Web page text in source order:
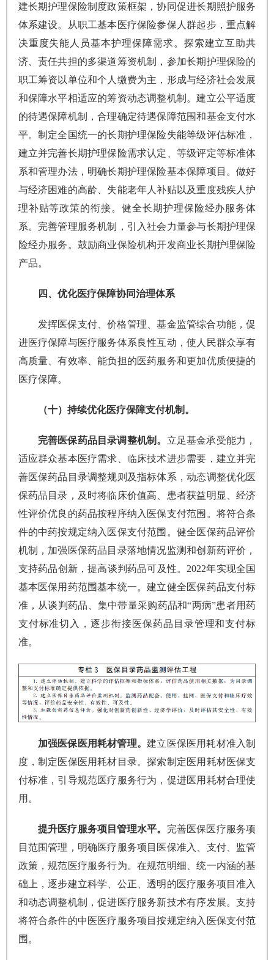
建长期护理保险制度政策框架，协同促进长期照护服务
体系建设。从职工基本医疗保险参保人群起步，重点解
决重度失能人员基本护理保障需求。探索建立互助共
济、责任共担的多渠道筹资机制，参加长期护理保险的
职工筹资以单位和个人缴费为主，形成与经济社会发展
和保障水平相适应的筹资动态调整机制。建立公平适度
的待遇保障机制，合理确定待遇保障范围和基金支付水
平。制定全国统一的长期护理保险失能等级评估标准，
建立并完善长期护理保险需求认定、等级评定等标准体
系和管理办法，明确长期护理保险基本保障项目。做好
与经济困难的高龄、失能老年人补贴以及重度残疾人护
理补贴等政策的衔接。健全长期护理保险经办服务体
系。完善管理服务机制，引入社会力量参与长期护理保
险经办服务。鼓励商业保险机构开发商业长期护理保险
产品。
四、优化医疗保障协同治理体系
发挥医保支付、价格管理、基金监管综合功能，促
进医疗保障与医疗服务体系良性互动，使人民群众享有
高质量、有效率、能负担的医药服务和更加优质便捷的
医疗保障。
（十）持续优化医疗保障支付机制。
完善医保药品目录调整机制。 立足基金承受能力，
适应群众基本医疗需求、临床技术进步需要，建立并完
善医保药品目录调整规则及指标体系，动态调整优化医
保药品目录，及时将临床价值高、患者获益明显、经济
性评价优良的药品按程序纳入医保支付范围。将符合条
件的中药按规定纳入医保支付范围。健全医保药品评价
机制，加强医保药品目录落地情况监测和创新药评价，
支持药品创新，提高谈判药品可及性。2022年实现全国
基本医保用药范围基本统一。建立健全医保药品支付标
准，从谈判药品、集中带量采购药品和“两病”患者用药
支付标准切入，逐步衔接医保药品目录管理和支付标
准。
加强医保医用耗材管理。建立医保医用耗材准入制
度，制定医保医用耗材目录。探索制定医用耗材医保支
付标准，引导规范医疗服务行为，促进医用耗材合理使
用。
提升医疗服务项目管理水平。 完善医保医疗服务项
目范围管理，明确医疗服务项目医保准入、支付、监管
政策，规范医疗服务行为。在规范明细、统一内涵的基
础上，逐步建立科学、公正、透明的医疗服务项目准入
和动态调整机制，促进医疗服务新技术有序发展。支持
将符合条件的中医医疗服务项目按规定纳入医保支付范
围。